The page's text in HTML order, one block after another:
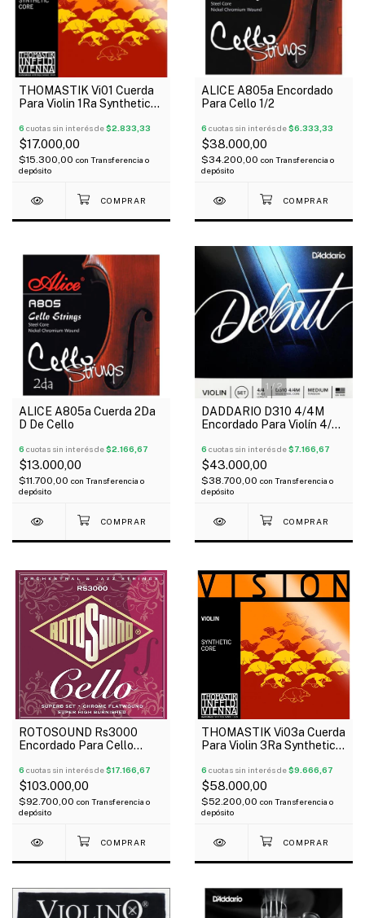
THOMASTIK Vi01 Cuerda
Para Violin 1Ra Synthetic
6 cuotas sin interés de$2.833,33
$17.000,00
$15.300,00 con Transferencia o
depósito
ALICE A805a Encordado
Para Cello 1/2
6 cuotas sin interés de$6.333,33
$38.000,00
$34.200,00 con Transferencia o
depósito
ALICE A805a Cuerda 2Da
D De Cello
6 cuotas sin interés de$2.166,67
$13.000,00
$11.700,00 con Transferencia o
depósito
1 /2
DADDARIO D310 4/4M
Encordado Para Violín 4/4
6 cuotas sin interés de$7.166,67
$43.000,00
$38.700,00 con Transferencia o
depósito
ROTOSOUND Rs3000
Encordado Para Cello
47 63
6 cuotas sin interés de$17.166,67
$103.000,00
$92.700,00 con Transferencia o
depósito
THOMASTIK Vi03a Cuerda
Para Violin 3Ra Synthetic
6 cuotas sin interés de$9.666,67
$58.000,00
$52.200,00 con Transferencia o
depósito